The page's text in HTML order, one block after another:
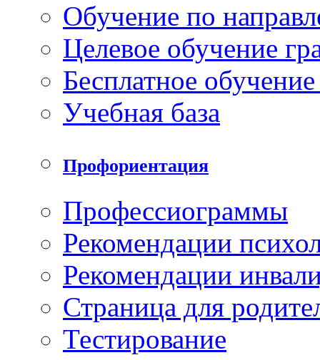
Обучение по
Целевое обучение
Бесплатное
Учебная база
Профориентация
Профессиограммы
Рекомендации
Рекомендации
Страница для
Тестирование